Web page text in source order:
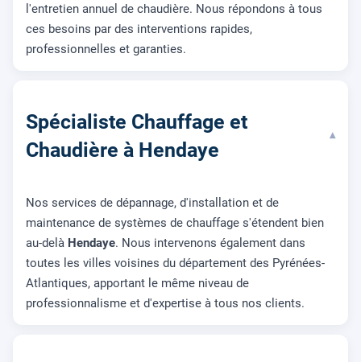
l'entretien annuel de chaudière. Nous répondons à tous
ces besoins par des interventions rapides,
professionnelles et garanties.
Spécialiste Chauffage et
Chaudière à Hendaye
▾
Nos services de dépannage, d'installation et de
maintenance de systèmes de chauffage s'étendent bien
au-delà Hendaye. Nous intervenons également dans
toutes les villes voisines du département des Pyrénées-
Atlantiques, apportant le même niveau de
professionnalisme et d'expertise à tous nos clients.